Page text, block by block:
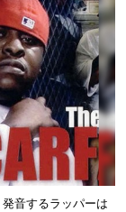
音するラッパーは